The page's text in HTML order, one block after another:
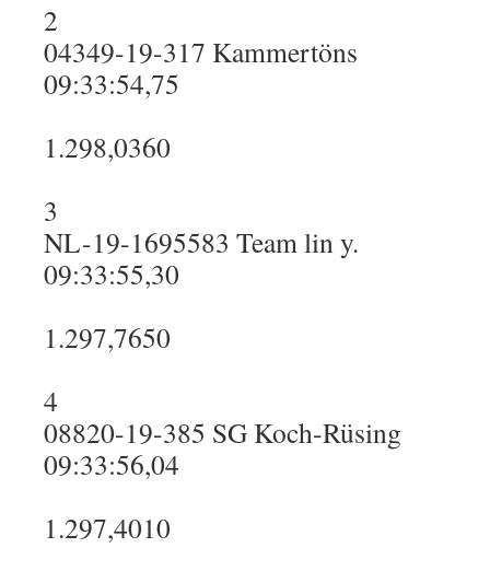
2
04349-19-317 Kammertöns
09:33:54,75
1.298,0360
3
NL-19-1695583 Team lin y.
09:33:55,30
1.297,7650
4
08820-19-385 SG Koch-Rüsing
09:33:56,04
1.297,4010